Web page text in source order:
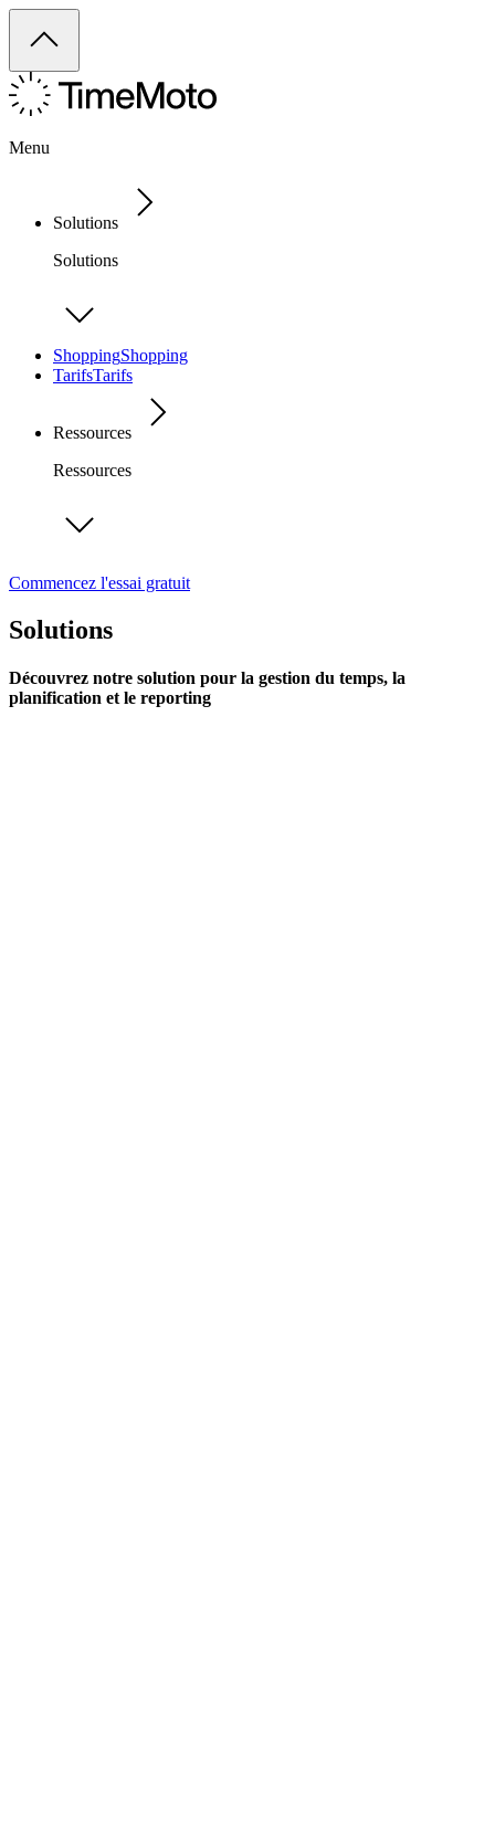
Menu
Solutions
Solutions
ShoppingShopping
TarifsTarifs
Ressources
Ressources
Commencez l'essai gratuit
Solutions
Découvrez notre solution pour la gestion du temps, la
planification et le reporting